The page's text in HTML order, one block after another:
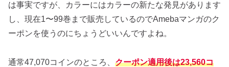
は事実ですが、カラーにはカラーの新たな発見があります
し、現在1〜99巻まで販売しているのでAmebaマンガのク
ーポンを使うのにちょうどいいんですよね。
通常47,070コインのところ、 クーポン適用後は23,560コ